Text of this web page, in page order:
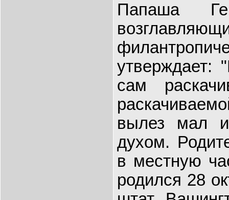
Папаша
утверждает:
сам
вылез мал
духом.
в местную
родился 28